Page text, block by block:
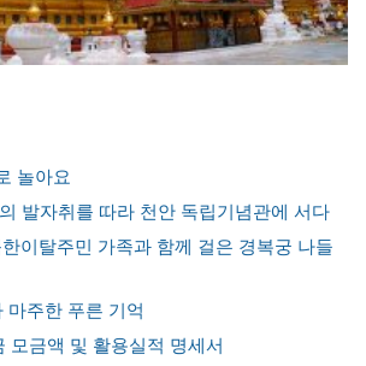
놀아요
발자취를 따라 천안 독립기념관에 서다
한이탈주민 가족과 함께 걸은 경복궁 나들
마주한 푸른 기억
모금액 및 활용실적 명세서